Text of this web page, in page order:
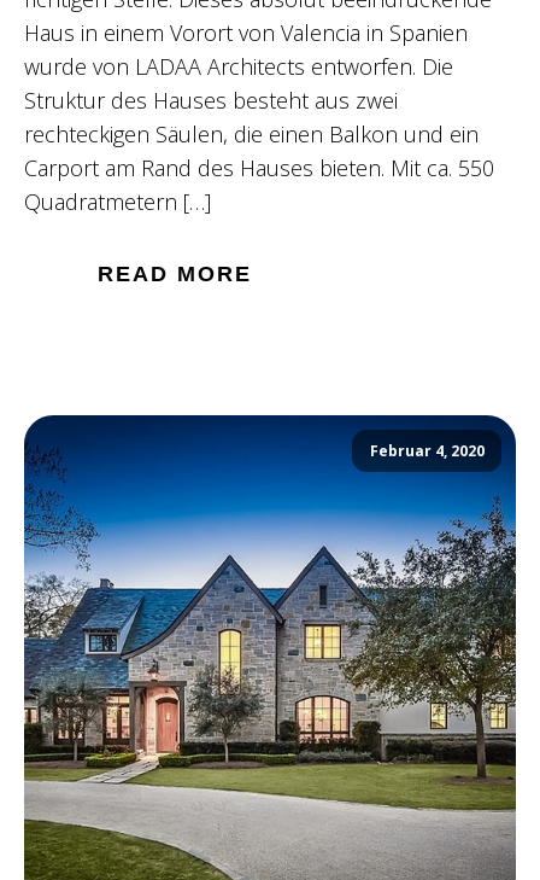
Haus in einem Vorort von Valencia in Spanien
wurde von LADAA Architects entworfen. Die
Struktur des Hauses besteht aus zwei
rechteckigen Säulen, die einen Balkon und ein
Carport am Rand des Hauses bieten. Mit ca. 550
Quadratmetern […]
READ MORE
Februar 4, 2020